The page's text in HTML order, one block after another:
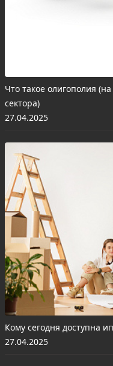
Что такое олигополия
сектора)
27.04.2025
Кому сегодня доступна
27.04.2025